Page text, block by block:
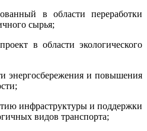
в области переработки
сырья;
в области экологического
энергосбережения и повышения
инфраструктуры и поддержки
видов транспорта;